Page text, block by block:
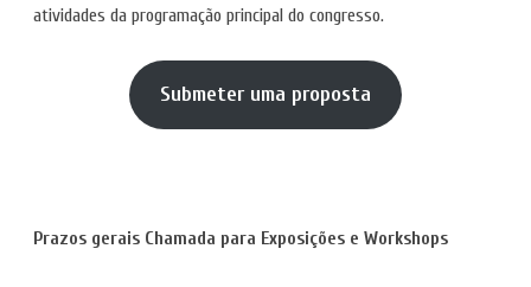
atividades da programação principal do congresso.
Submeter uma proposta
Prazos gerais Chamada para Exposições e Workshops